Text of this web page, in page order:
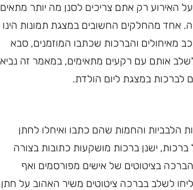
האירוע רק אתם צריכים לסנן מה יותר מתאים
אחד מהחלקים החשובים במצגת תמונות הינו
והברכות שכתבו המוזמנים, סבא
אותם עם רקעים מתאימים, במאמר זה נביא
לברכות במצגת ליום הולדת.
הלבביות והחמות שהם כתבו ואיחלו לחתן
ישנן ברכות מושקעות כתובות בצורה
בציטוטים של אישים מפורסמים ואף
לשלב בברכה ציטוטים משיר האהוב על חתן